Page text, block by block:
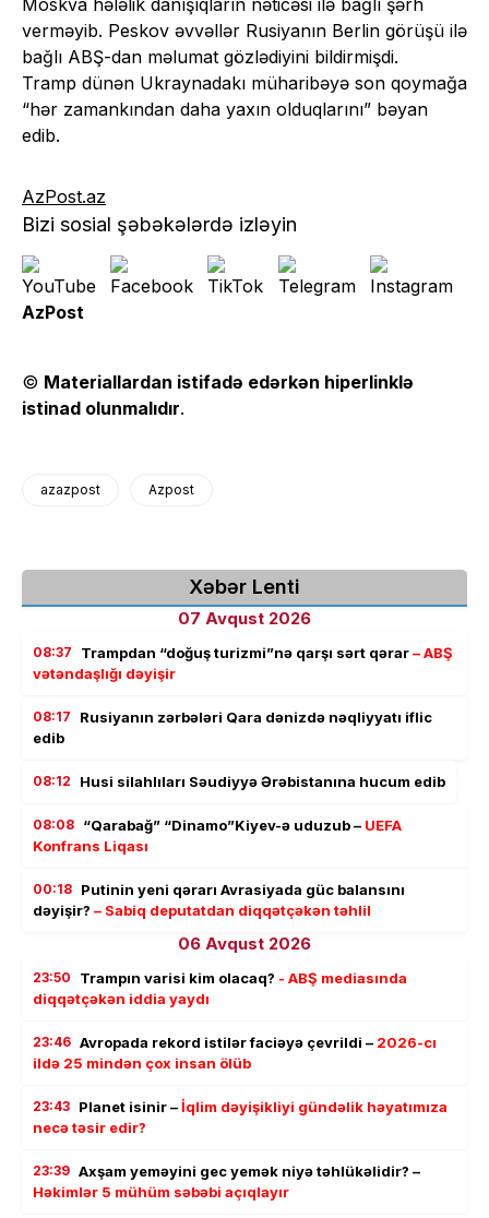
verməyib. Peskov əvvəllər Rusiyanın Berlin görüşü ilə
bağlı ABŞ-dan məlumat gözlədiyini bildirmişdi.
Tramp dünən Ukraynadakı müharibəyə son qoymağa
“hər zamankından daha yaxın olduqlarını” bəyan
edib.
AzPost.az
Bizi sosial şəbəkələrdə izləyin
AzPost
© Materiallardan istifadə edərkən hiperlinklə
istinad olunmalıdır.
azazpost Azpost
Xəbər Lenti
07 Avqust 2026
08:37 Trampdan “doğuş turizmi”nə qarşı sərt qərar– ABŞ
vətəndaşlığı dəyişir
08:17
Rusiyanın zərbələri Qara dənizdə nəqliyyatı iflic
edib
08:12 Husi silahlıları Səudiyyə Ərəbistanına hucum edib
08:08 “Qarabağ” “Dinamo”Kiyev-ə uduzub – UEFA
Konfrans Liqası
00:18 Putinin yeni qərarı Avrasiyada güc balansını
dəyişir? – Sabiq deputatdan diqqətçəkən təhlil
06 Avqust 2026
23:50 Trampın varisi kim olacaq? - ABŞ mediasında
diqqətçəkən iddia yaydı
23:46 Avropada rekord istilər faciəyə çevrildi – 2026-cı
ildə 25 mindən çox insan ölüb
23:43 Planet isinir –İqlim dəyişikliyi gündəlik həyatımıza
necə təsir edir?
23:39 Axşam yeməyini gec yemək niyə təhlükəlidir? –
Həkimlər 5 mühüm səbəbi açıqlayır